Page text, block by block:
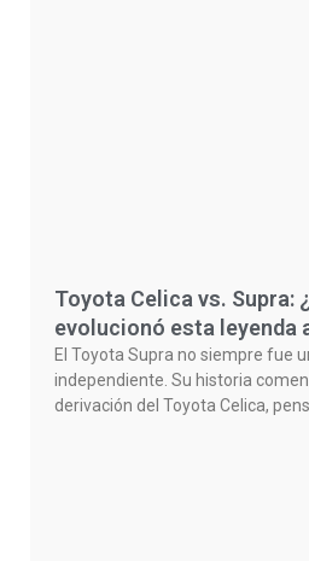
Toyota Celica vs. Supra:
evolucionó esta leyenda
El Toyota Supra no siempre fue
independiente. Su historia
derivación del Toyota Celica,